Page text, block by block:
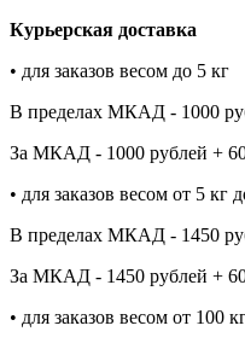
Курьерская доставка
• для заказов весом до 5 кг
В пределах МКАД - 1000
За МКАД - 1000 рублей +
• для заказов весом от 5 кг
В пределах МКАД - 1450
За МКАД - 1450 рублей +
• для заказов весом от 100